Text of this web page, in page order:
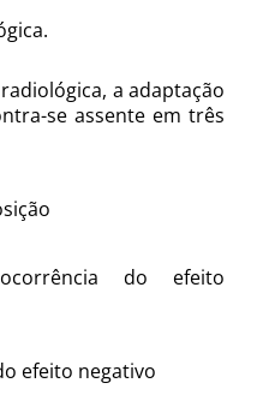
a adaptação
se assente em três
do efeito
efeito negativo